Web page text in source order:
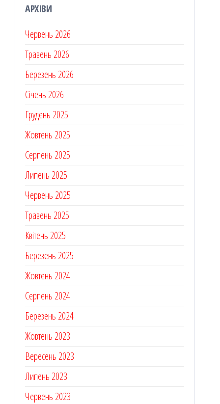
АРХІВИ
Червень 2026
Травень 2026
Березень 2026
Січень 2026
Грудень 2025
Жовтень 2025
Серпень 2025
Липень 2025
Червень 2025
Травень 2025
Квітень 2025
Березень 2025
Жовтень 2024
Серпень 2024
Березень 2024
Жовтень 2023
Вересень 2023
Липень 2023
Червень 2023